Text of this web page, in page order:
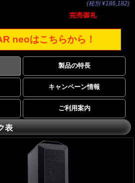
(税別 ¥186,182)
neoはこちらから！
製品の特長
キャンペーン情報
ご利用案内
表